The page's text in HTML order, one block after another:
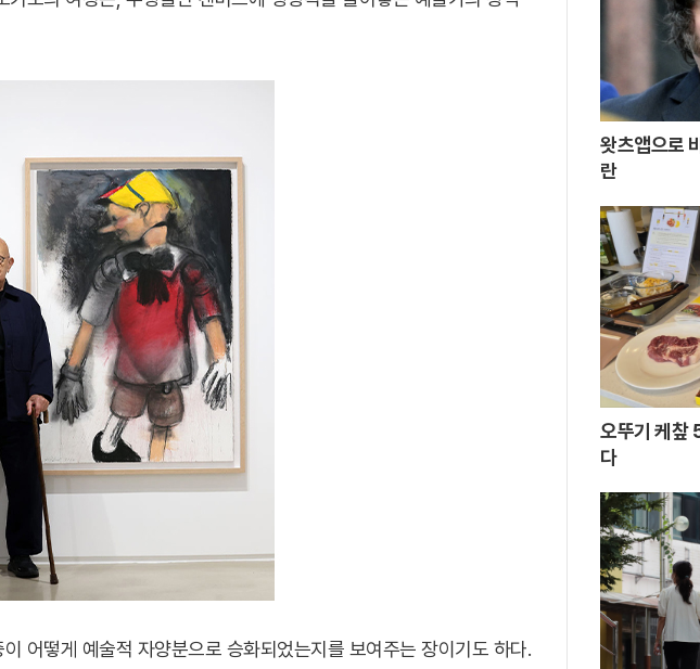
어떻게 예술적 자양분으로 승화되었는지를 보여주는 장이기도 하다.
왓츠앱으로
란
오뚜기 케챂
다